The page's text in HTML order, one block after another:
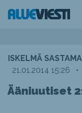
ISKELMÄ
21.01.2014 15:26
•
Ääniuutiset